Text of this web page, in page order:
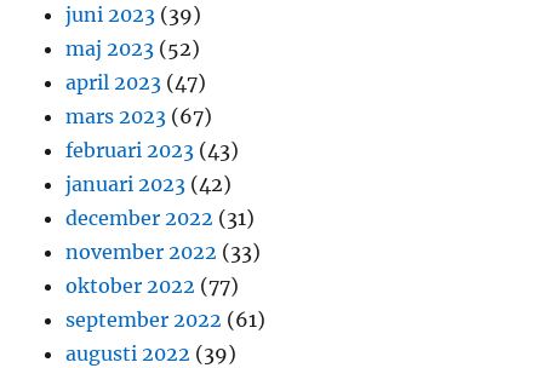
juni 2023 (39)
maj 2023 (52)
april 2023 (47)
mars 2023 (67)
februari 2023 (43)
januari 2023 (42)
december 2022 (31)
november 2022 (33)
oktober 2022 (77)
september 2022 (61)
augusti 2022 (39)